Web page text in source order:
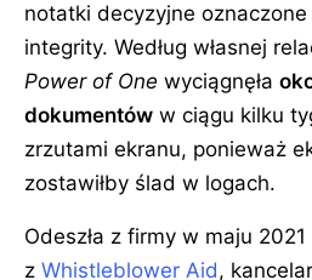
notatki decyzyjne oznaczone
integrity. Według własnej
Power of One wyciągnęła
dokumentów w ciągu kilku
zrzutami ekranu, ponieważ
zostawiłby ślad w logach.
Odeszła z firmy w maju
z Whistleblower Aid,